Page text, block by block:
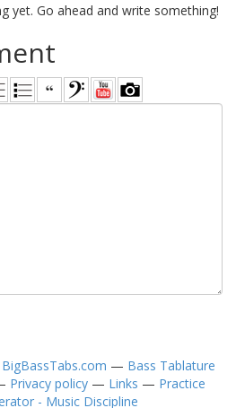
yet. Go ahead and write something!
BigBassTabs.com — Bass Tablature
Privacy policy — Links — Practice
- Music Discipline